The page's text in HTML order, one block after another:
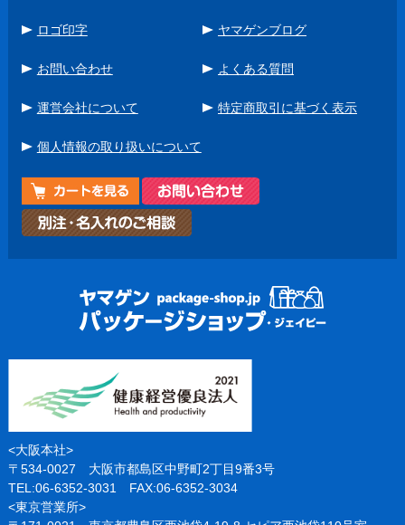
ロゴ印字 ヤマゲンブログ
お問い合わせ よくある質問
運営会社について 特定商取引に基づく表示
個人情報の取り扱いについて
<大阪本社>
〒534-0027 大阪市都島区中野町2丁目9番3号
TEL:06-6352-3031 FAX:06-6352-3034
<東京営業所>